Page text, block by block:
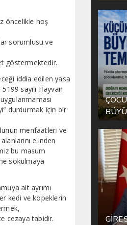
öncelikle hoş
sorumlusu ve
göstermektedir.
iddia edilen yasa
sayılı Hayvan
durdurmak için bir
menfaatleri ve
elinden
bu masum
sokulmaya
ait ayrımı
kedi ve köpeklerin
cezaya tabidir.